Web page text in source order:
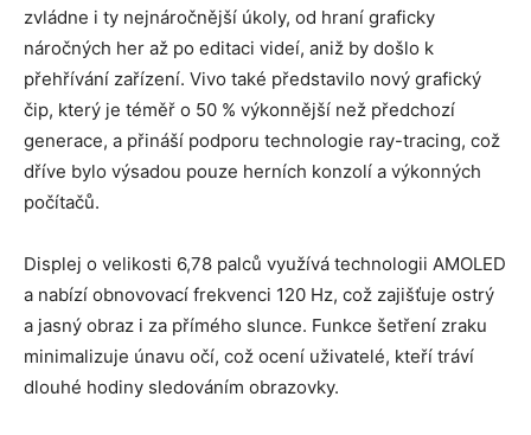
zvládne i ty nejnáročnější úkoly, od hraní graficky
náročných her až po editaci videí, aniž by došlo k
přehřívání zařízení. Vivo také představilo nový grafický
čip, který je téměř o 50 % výkonnější než předchozí
generace, a přináší podporu technologie ray-tracing, což
dříve bylo výsadou pouze herních konzolí a výkonných
počítačů.
Displej o velikosti 6,78 palců využívá technologii AMOLED
a nabízí obnovovací frekvenci 120 Hz, což zajišťuje ostrý
a jasný obraz i za přímého slunce. Funkce šetření zraku
minimalizuje únavu očí, což ocení uživatelé, kteří tráví
dlouhé hodiny sledováním obrazovky.